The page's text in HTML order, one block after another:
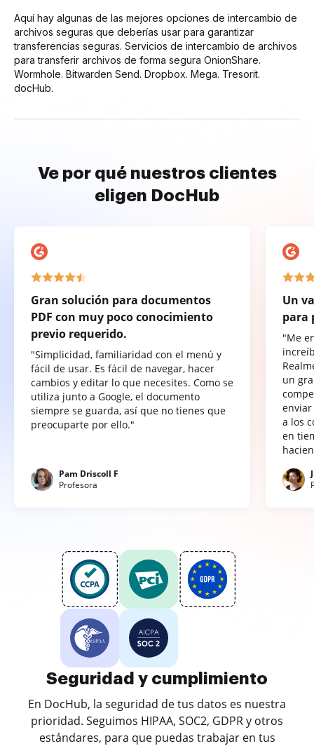
Aquí hay algunas de las mejores opciones de intercambio de
archivos seguras que deberías usar para garantizar
transferencias seguras. Servicios de intercambio de archivos
para transferir archivos de forma segura OnionShare.
Wormhole. Bitwarden Send. Dropbox. Mega. Tresorit.
docHub.
Ve por qué nuestros clientes
eligen DocHub
Gran solución para documentos
PDF con muy poco conocimiento
previo requerido.
"Simplicidad, familiaridad con el menú y
fácil de usar. Es fácil de navegar, hacer
cambios y editar lo que necesites. Como se
utiliza junto a Google, el documento
siempre se guarda, así que no tienes que
preocuparte por ello."
Pam Driscoll F
Profesora
Un
para
"Me
un
a los
en
Seguridad y cumplimiento
En DocHub, la seguridad de tus datos es nuestra
prioridad. Seguimos HIPAA, SOC2, GDPR y otros
estándares, para que puedas trabajar en tus